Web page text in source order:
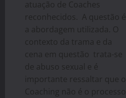
atuação de Coaches
reconhecidos. A questão é
a abordagem utilizada. O
contexto da trama e da
cena em questão trata-se
de abuso sexual e é
importante ressaltar que o
Coaching não é o processo